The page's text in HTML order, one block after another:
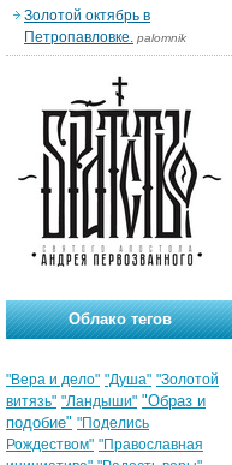
Золотой октябрь в
Петропавловке. palomnik
Облако тегов
"Вера и дело" "Душа" "Золотой
витязь" "Ландыши" "Образ и
подобие" "Поделись
Рождеством" "Православная